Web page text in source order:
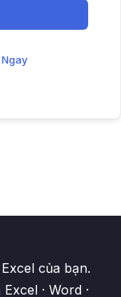
của bạn.
· Word ·